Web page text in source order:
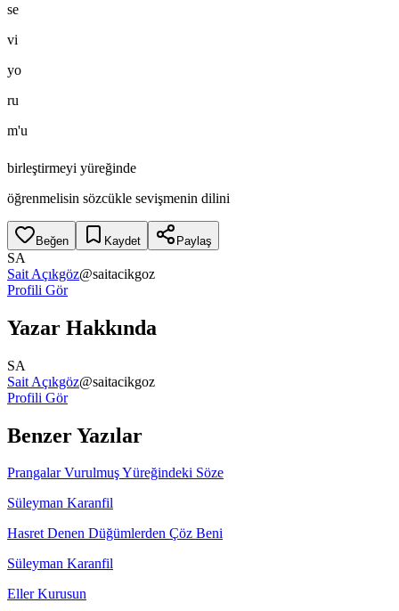
se
vi
yo
ru
m'u
birleştirmeyi yüreğinde
öğrenmelisin sözcükle sevişmenin dilini
Beğen Kaydet Paylaş
SA
Sait Açıkgöz@saitacikgoz
Profili Gör
Yazar Hakkında
SA
Sait Açıkgöz@saitacikgoz
Profili Gör
Benzer Yazılar
Prangalar Vurulmuş Yüreğindeki Söze
Süleyman Karanfil
Hasret Denen Düğümlerden Çöz Beni
Süleyman Karanfil
Eller Kurusun